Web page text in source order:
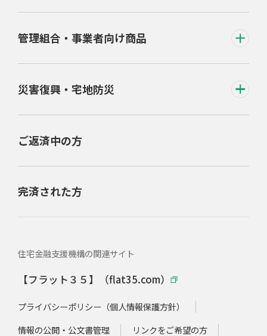
管理組合・事業者向け商品
災害復興・宅地防災
ご返済中の方
完済された方
住宅金融支援機構の関連サイト
【フラット３５】（flat35.com）
プライバシーポリシー（個人情報保護方針）
情報の公開・公文書管理
リンクをご希望の方